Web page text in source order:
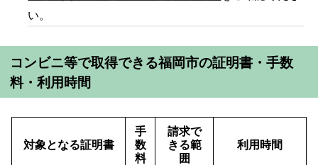
い。
コンビニ等で取得できる福岡市の証明書・手数
料・利用時間
対象となる証明書
手
数
料
請求で
きる範
囲
利用時間